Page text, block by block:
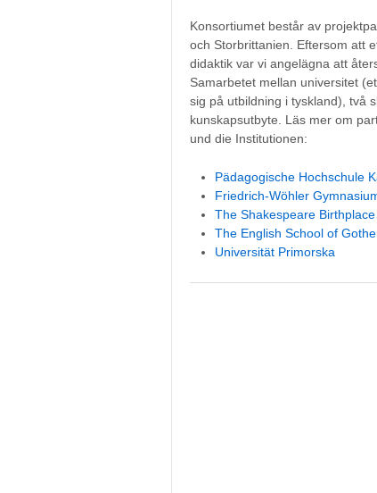
Konsortiumet består av
och Storbrittanien. Eftersom att
didaktik var vi angelägna att
Samarbetet mellan universitet
sig på utbildning i tyskland), två
kunskapsutbyte. Läs mer om
und die Institutionen:
Pädagogische Hochschule
Friedrich-Wöhler
The Shakespeare
The English School of
Universität Primorska